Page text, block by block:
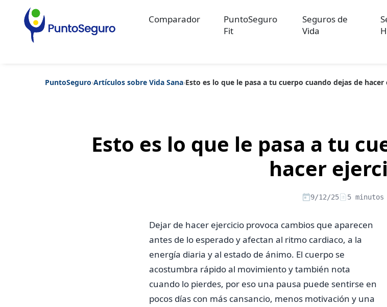
Comparador
PuntoSeguro
Fit
Seguros de
Vida
PuntoSeguro›Artículos sobre Vida Sana›Esto es lo que le pasa a tu cuerpo cuando dejas de hacer
Esto es lo que le pasa a tu
hacer
9/12/25 5 minutos
Dejar de hacer ejercicio provoca cambios que aparecen
antes de lo esperado y afectan al ritmo cardiaco, a la
energía diaria y al estado de ánimo. El cuerpo se
acostumbra rápido al movimiento y también nota
cuando lo pierdes, por eso una pausa puede sentirse en
pocos días con más cansancio, menos motivación y una